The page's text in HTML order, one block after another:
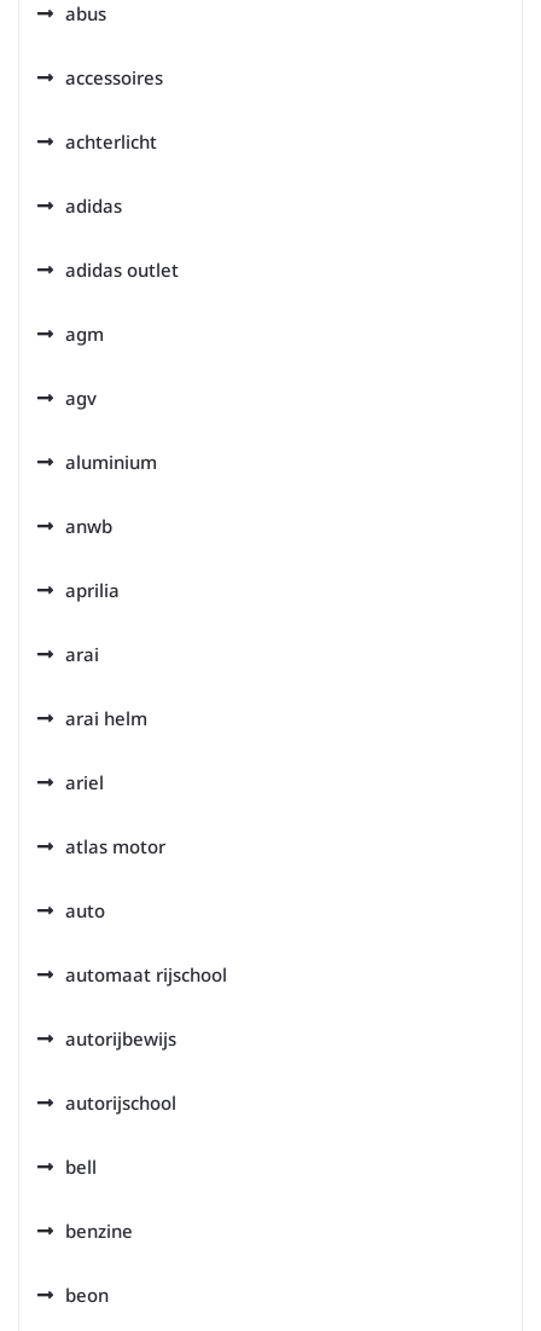
abus
accessoires
achterlicht
adidas
adidas outlet
agm
agv
aluminium
anwb
aprilia
arai
arai helm
ariel
atlas motor
auto
automaat rijschool
autorijbewijs
autorijschool
bell
benzine
beon